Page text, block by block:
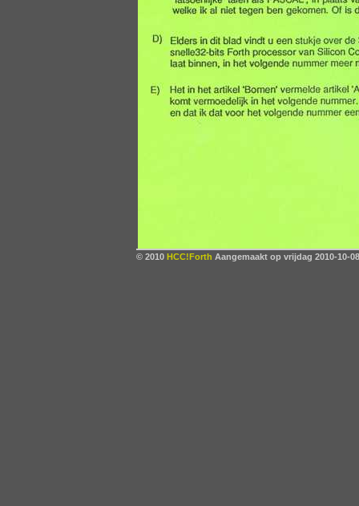
© 2010 HCC!Forth Aangemaakt op vrijdag 2010-10-